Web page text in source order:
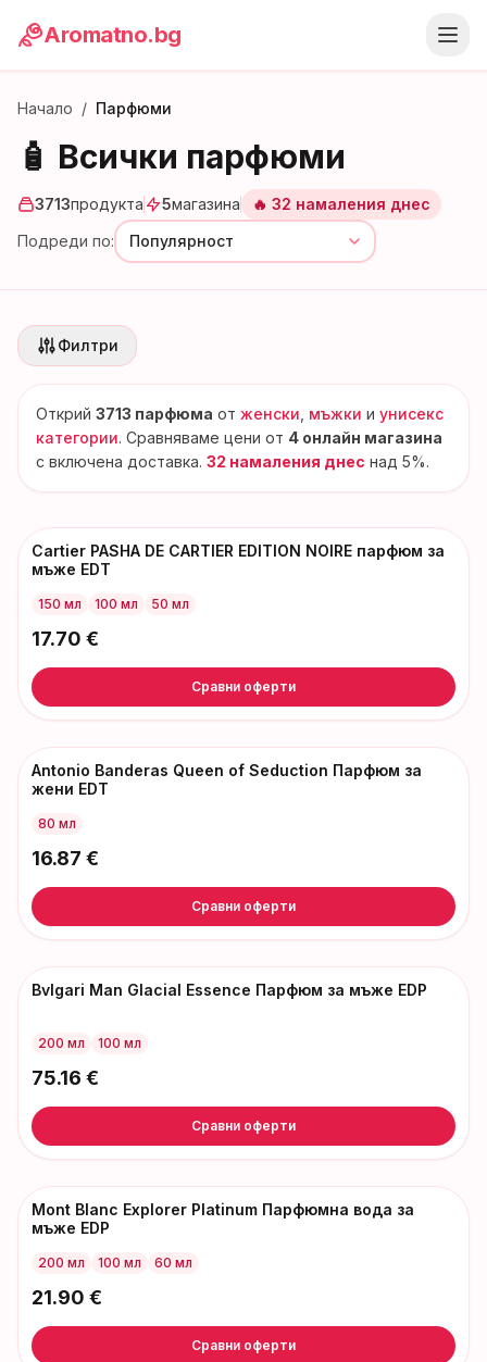
Aromatno.bg
Начало / Парфюми
🧴 Всички парфюми
3713продукта 5магазина 🔥 32 намаления днес
Подреди по:
Филтри
Открий 3713 парфюма от женски мъжки и унисекс
категории. Сравняваме цени от 4 онлайн магазина
с включена доставка. 32 намаления днес над 5%.
Cartier PASHA DE CARTIER EDITION NOIRE парфюм за
мъже EDT
150 мл 100 мл 50 мл
17.70 €
Сравни оферти
Antonio Banderas Queen of Seduction Парфюм за
жени EDT
80 мл
16.87 €
Сравни оферти
Bvlgari Man Glacial Essence Парфюм за мъже EDP
200 мл 100 мл
75.16 €
Сравни оферти
Mont Blanc Explorer Platinum Парфюмна вода за
мъже EDP
200 мл 100 мл 60 мл
21.90 €
Сравни оферти